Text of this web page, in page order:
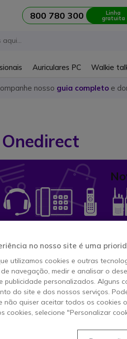
800 780 300 Linha
gratuita
Auriculares PC Walkie
nosso guia completo e
Icon Icon
40 de 48
no nosso site é uma
utilizamos cookies e outras
de navegação, medir e analisar o
publicidade personalizados. Alguns
do site e dos nossos serviços.
não quiser aceitar todos os cookies
cookies, selecione "Personalizar